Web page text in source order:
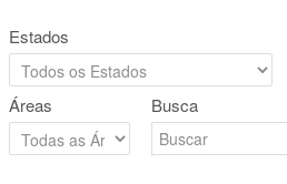
Estados
Áreas Busca